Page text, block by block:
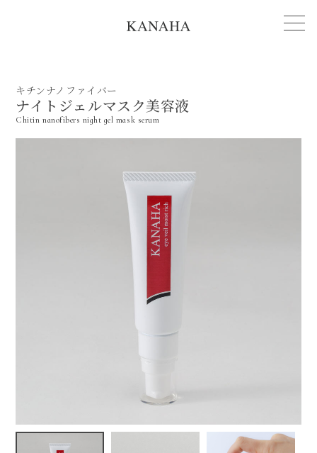
キチンナノファイバー
ナイトジェルマスク美容液
Chitin nanofibers night gel mask serum